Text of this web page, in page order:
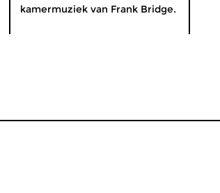
kamermuziek van Frank Bridge.